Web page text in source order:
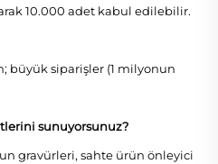
10.000 adet kabul edilebilir.
büyük siparişler (1 milyonun
sunuyorsunuz?
gravürleri, sahte ürün önleyici